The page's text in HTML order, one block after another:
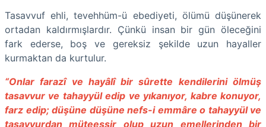
Tasavvuf ehli, tevehhüm-ü ebediyeti, ölümü düşünerek
ortadan kaldırmışlardır. Çünkü insan bir gün öleceğini
fark ederse, boş ve gereksiz şekilde uzun hayaller
kurmaktan da kurtulur.
“Onlar farazî ve hayâlî bir sûrette kendilerini ölmüş
tasavvur ve tahayyül edip ve yıkanıyor, kabre konuyor,
farz edip; düşüne düşüne nefs-i emmâre o tahayyül ve
tasavvurdan müteessir olup uzun emellerinden bir